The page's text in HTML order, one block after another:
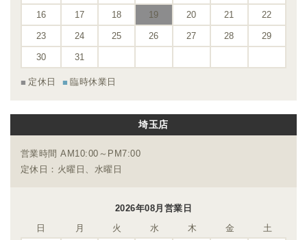
16 17 18 19 20 21 22
23 24 25 26 27 28 29
30 31
定休日 臨時休業日
埼玉店
営業時間 AM10:00～PM7:00
定休日：火曜日、水曜日
2026年08月営業日
日
月 火 水 木 金
土